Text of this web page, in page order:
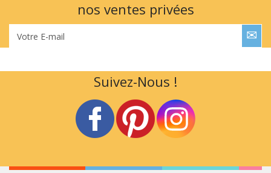
nos ventes privées
Votre E-mail
Suivez-Nous !